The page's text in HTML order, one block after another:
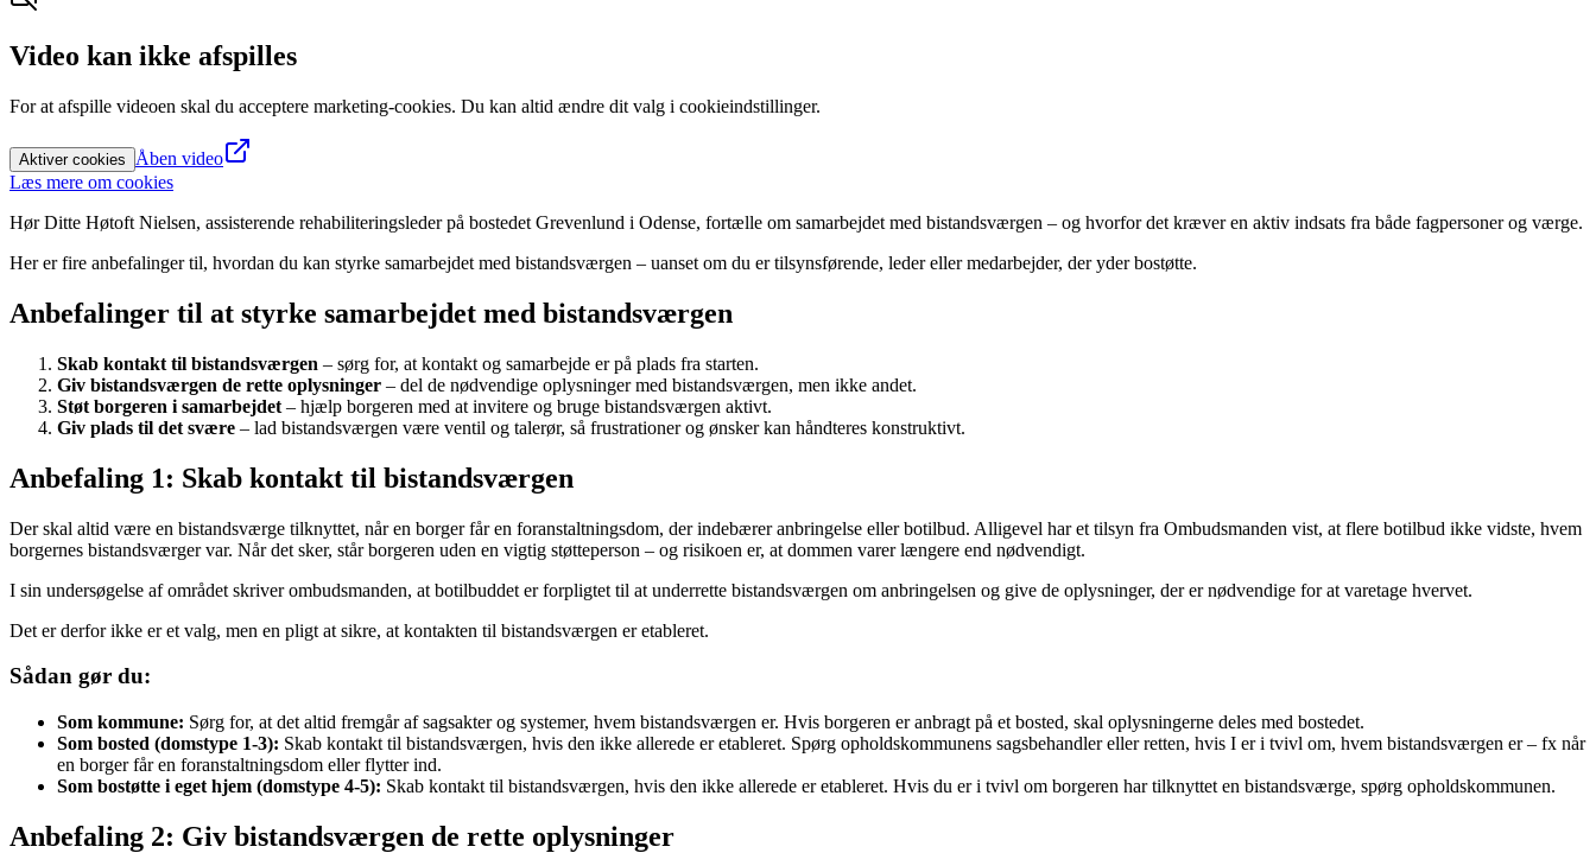
Video kan ikke afspilles
For at afspille videoen skal du acceptere marketing-cookies. Du kan altid ændre dit valg i cookieindstillinger.
Aktiver cookies
Åben video
Læs mere om cookies
Hør Ditte Høtoft Nielsen, assisterende rehabiliteringsleder på bostedet Grevenlund i Odense, fortælle om samarbejdet med bistandsværgen – og hvorfor det kræver en aktiv indsats fra både fagpersoner og værge.
Her er fire anbefalinger til, hvordan du kan styrke samarbejdet med bistandsværgen – uanset om du er tilsynsførende, leder eller medarbejder, der yder bostøtte.
Anbefalinger til at styrke samarbejdet med bistandsværgen
Skab kontakt til bistandsværgen – sørg for, at kontakt og samarbejde er på plads fra starten.
Giv bistandsværgen de rette oplysninger – del de nødvendige oplysninger med bistandsværgen, men ikke andet.
Støt borgeren i samarbejdet – hjælp borgeren med at invitere og bruge bistandsværgen aktivt.
Giv plads til det svære – lad bistandsværgen være ventil og talerør, så frustrationer og ønsker kan håndteres konstruktivt.
Anbefaling 1: Skab kontakt til bistandsværgen
Der skal altid være en bistandsværge tilknyttet, når en borger får en foranstaltningsdom, der indebærer anbringelse eller botilbud. Alligevel har et tilsyn fra Ombudsmanden vist, at flere botilbud ikke vidste, hvem
borgernes bistandsværger var. Når det sker, står borgeren uden en vigtig støtteperson – og risikoen er, at dommen varer længere end nødvendigt.
I sin undersøgelse af området skriver ombudsmanden, at botilbuddet er forpligtet til at underrette bistandsværgen om anbringelsen og give de oplysninger, der er nødvendige for at varetage hvervet.
Det er derfor ikke er et valg, men en pligt at sikre, at kontakten til bistandsværgen er etableret.
Sådan gør du:
Som kommune: Sørg for, at det altid fremgår af sagsakter og systemer, hvem bistandsværgen er. Hvis borgeren er anbragt på et bosted, skal oplysningerne deles med bostedet.
Som bosted (domstype 1-3): Skab kontakt til bistandsværgen, hvis den ikke allerede er etableret. Spørg opholdskommunens sagsbehandler eller retten, hvis I er i tvivl om, hvem bistandsværgen er – fx når
en borger får en foranstaltningsdom eller flytter ind.
Som bostøtte i eget hjem (domstype 4-5): Skab kontakt til bistandsværgen, hvis den ikke allerede er etableret. Hvis du er i tvivl om borgeren har tilknyttet en bistandsværge, spørg opholdskommunen.
Anbefaling 2: Giv bistandsværgen de rette oplysninger